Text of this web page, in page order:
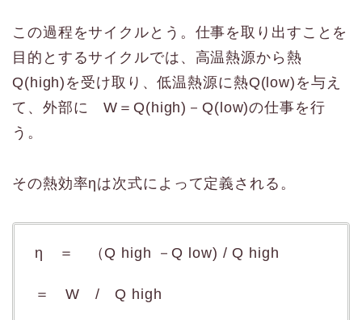
この過程をサイクルとう。仕事を取り出すことを
目的とするサイクルでは、高温熱源から熱
Q(high)を受け取り、低温熱源に熱Q(low)を与え
て、外部に W＝Q(high)－Q(low)の仕事を行
う。
その熱効率ηは次式によって定義される。
η ＝ （Q high －Q low) / Q high
＝ W / Q high